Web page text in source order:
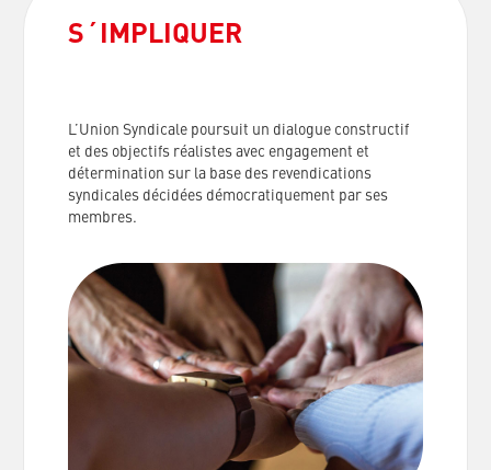
S´IMPLIQUER
L’Union Syndicale poursuit un dialogue constructif
et des objectifs réalistes avec engagement et
détermination sur la base des revendications
syndicales décidées démocratiquement par ses
membres.